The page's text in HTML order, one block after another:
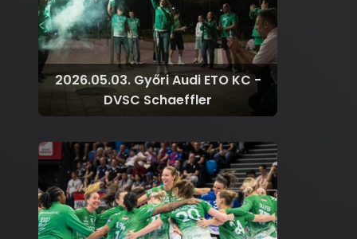
2026.05.03. Győri Audi ETO KC -
DVSC Schaeffler